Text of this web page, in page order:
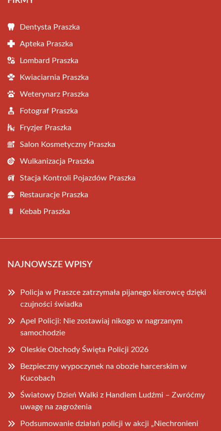
Dentysta Praszka
Apteka Praszka
Lombard Praszka
Kwiaciarnia Praszka
Weterynarz Praszka
Fotograf Praszka
Fryzjer Praszka
Salon Kosmetyczny Praszka
Wulkanizacja Praszka
Stacja Kontroli Pojazdów Praszka
Restauracje Praszka
Kebab Praszka
NAJNOWSZE WPISY
Policja w Praszce zatrzymała pijanego kierowcę dzięki
czujności świadka
Apel Policji: Nie zostawiaj nikogo w nagrzanym
samochodzie
Oleskie Obchody Święta Policji 2026
Bezpieczny wypoczynek na obozie harcerskim w
Kucobach
Światowy Dzień Walki z Handlem Ludźmi – Zwróćmy
uwagę na zagrożenia
Podsumowanie działań policji w akcji „Niechronieni